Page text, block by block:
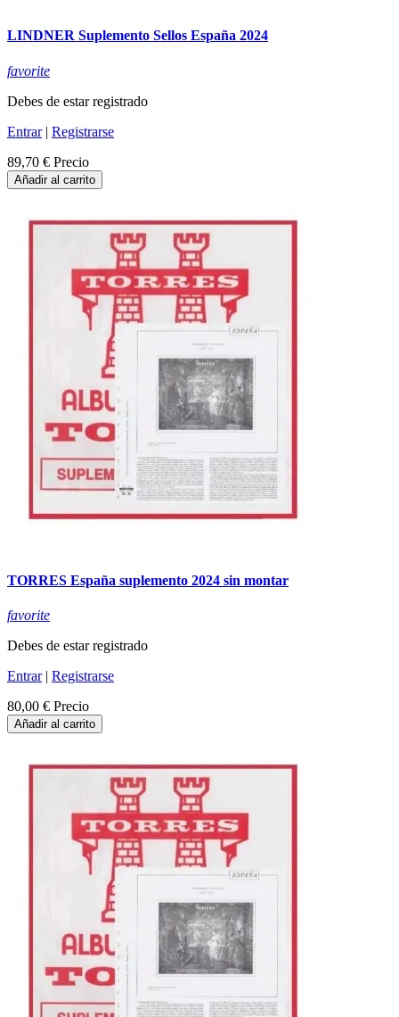
LINDNER Suplemento Sellos España 2024
favorite
Debes de estar registrado
Entrar| Registrarse
89,70 € Precio
Añadir al carrito
TORRES España suplemento 2024 sin montar
favorite
Debes de estar registrado
Entrar| Registrarse
80,00 € Precio
Añadir al carrito